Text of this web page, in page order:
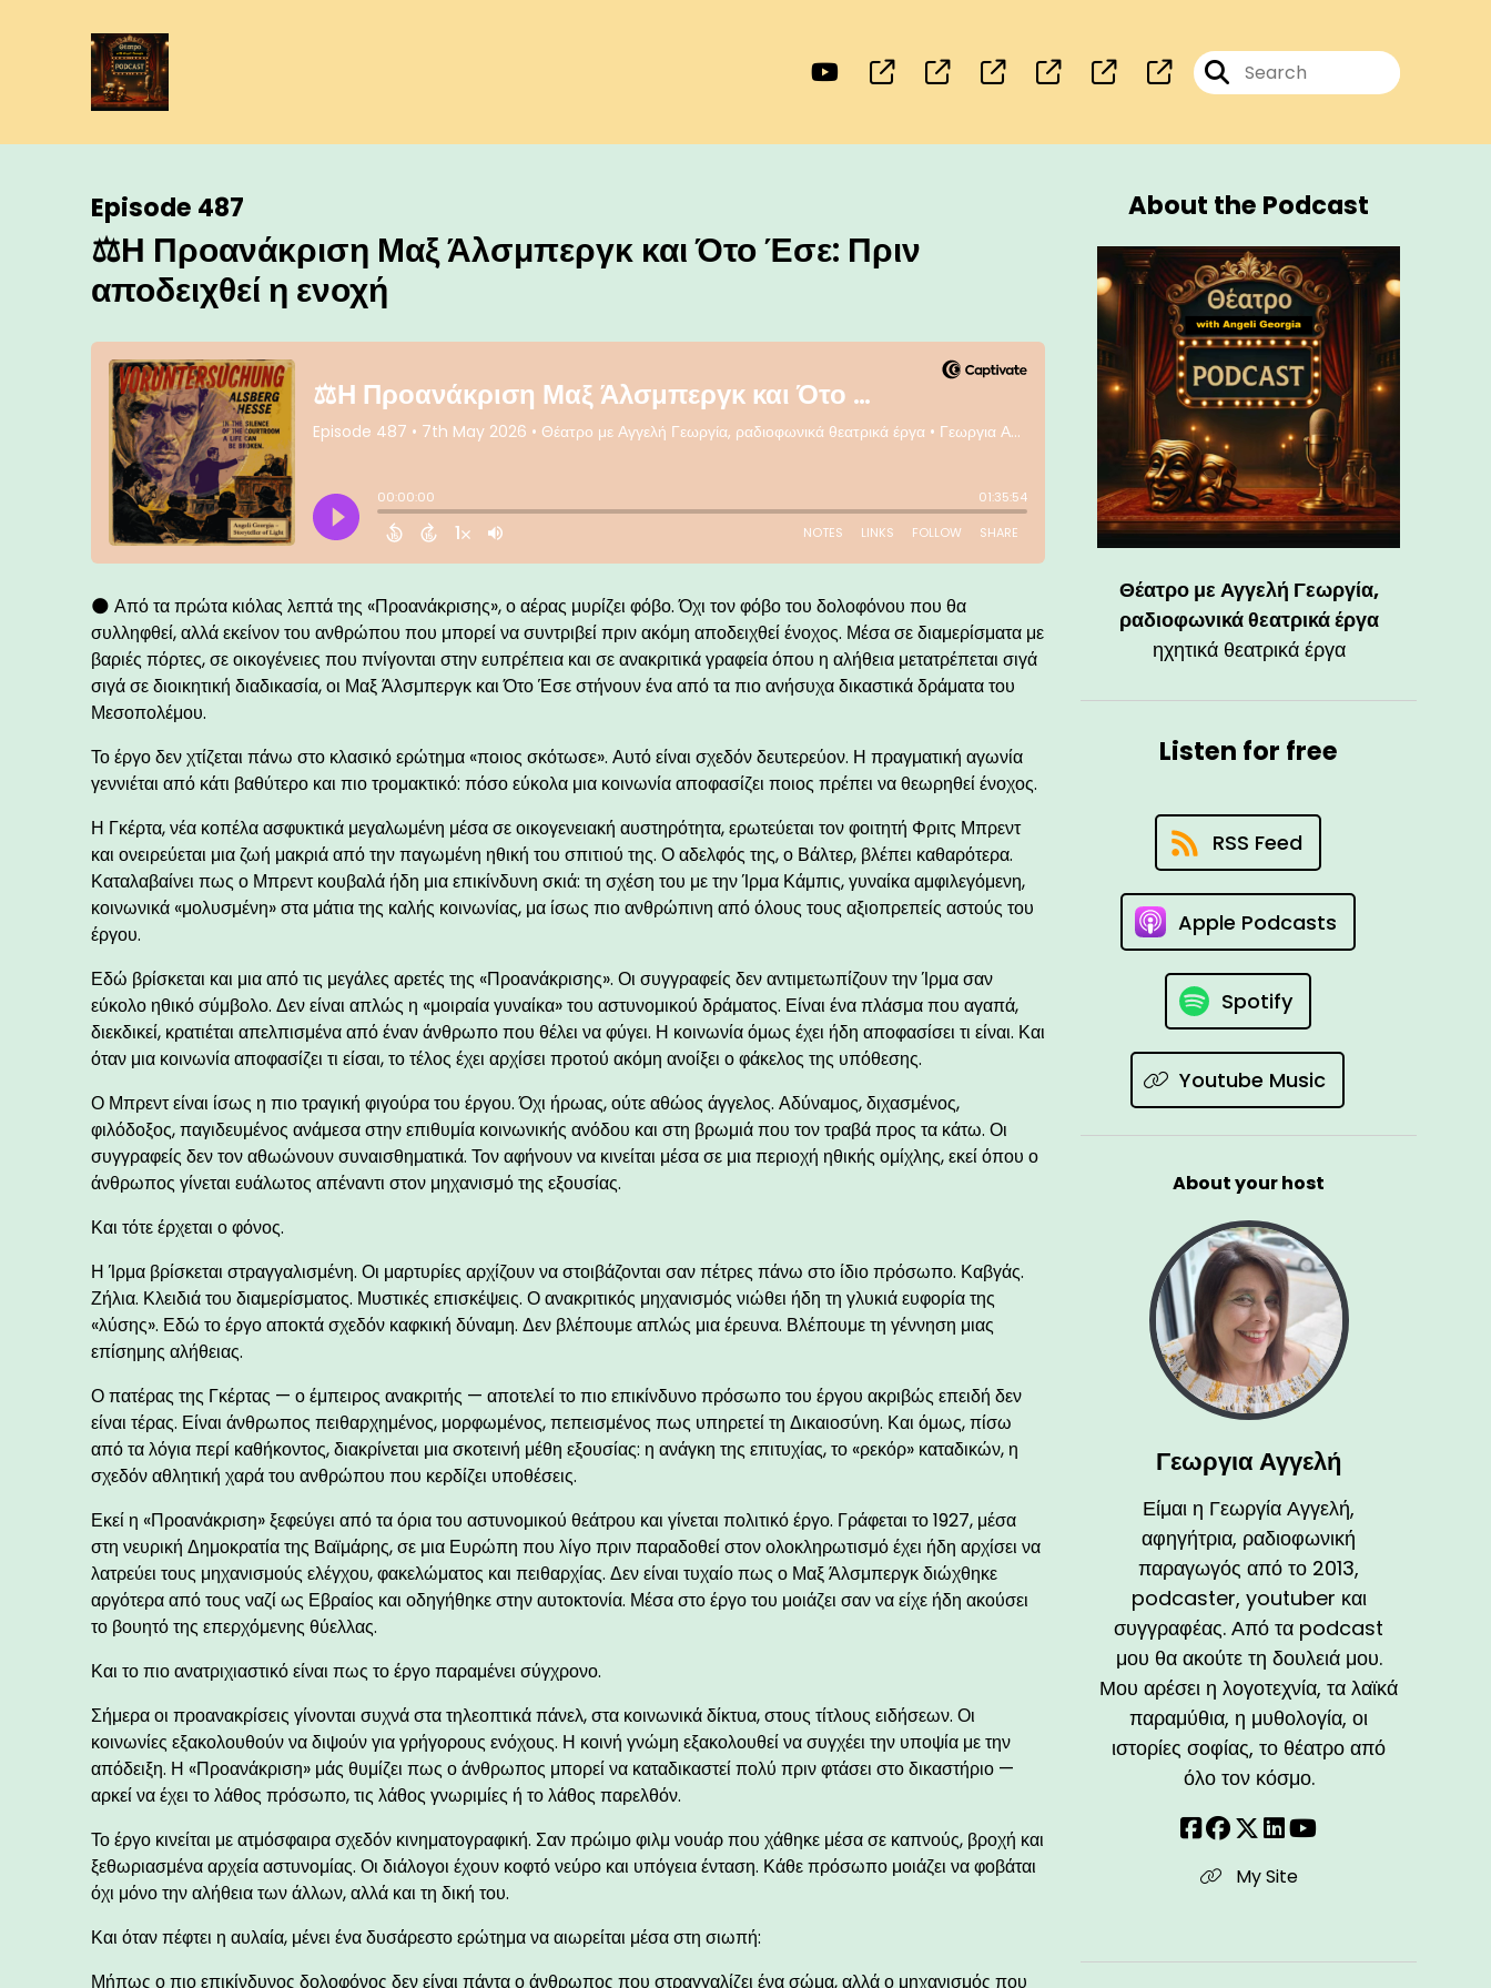
Episode 487
⚖️Η Προανάκριση Μαξ Άλσμπεργκ και Ότο Έσε: Πριν
αποδειχθεί η ενοχή
🌑 Από τα πρώτα κιόλας λεπτά της «Προανάκρισης», ο αέρας μυρίζει φόβο. Όχι τον φόβο του δολοφόνου που θα
συλληφθεί, αλλά εκείνον του ανθρώπου που μπορεί να συντριβεί πριν ακόμη αποδειχθεί ένοχος. Μέσα σε διαμερίσματα με
βαριές πόρτες, σε οικογένειες που πνίγονται στην ευπρέπεια και σε ανακριτικά γραφεία όπου η αλήθεια μετατρέπεται σιγά
σιγά σε διοικητική διαδικασία, οι Μαξ Άλσμπεργκ και Ότο Έσε στήνουν ένα από τα πιο ανήσυχα δικαστικά δράματα του
Μεσοπολέμου.
Το έργο δεν χτίζεται πάνω στο κλασικό ερώτημα «ποιος σκότωσε». Αυτό είναι σχεδόν δευτερεύον. Η πραγματική αγωνία
γεννιέται από κάτι βαθύτερο και πιο τρομακτικό: πόσο εύκολα μια κοινωνία αποφασίζει ποιος πρέπει να θεωρηθεί ένοχος.
Η Γκέρτα, νέα κοπέλα ασφυκτικά μεγαλωμένη μέσα σε οικογενειακή αυστηρότητα, ερωτεύεται τον φοιτητή Φριτς Μπρεντ
και ονειρεύεται μια ζωή μακριά από την παγωμένη ηθική του σπιτιού της. Ο αδελφός της, ο Βάλτερ, βλέπει καθαρότερα.
Καταλαβαίνει πως ο Μπρεντ κουβαλά ήδη μια επικίνδυνη σκιά: τη σχέση του με την Ίρμα Κάμπις, γυναίκα αμφιλεγόμενη,
κοινωνικά «μολυσμένη» στα μάτια της καλής κοινωνίας, μα ίσως πιο ανθρώπινη από όλους τους αξιοπρεπείς αστούς του
έργου.
Εδώ βρίσκεται και μια από τις μεγάλες αρετές της «Προανάκρισης». Οι συγγραφείς δεν αντιμετωπίζουν την Ίρμα σαν
εύκολο ηθικό σύμβολο. Δεν είναι απλώς η «μοιραία γυναίκα» του αστυνομικού δράματος. Είναι ένα πλάσμα που αγαπά,
διεκδικεί, κρατιέται απελπισμένα από έναν άνθρωπο που θέλει να φύγει. Η κοινωνία όμως έχει ήδη αποφασίσει τι είναι. Και
όταν μια κοινωνία αποφασίζει τι είσαι, το τέλος έχει αρχίσει προτού ακόμη ανοίξει ο φάκελος της υπόθεσης.
Ο Μπρεντ είναι ίσως η πιο τραγική φιγούρα του έργου. Όχι ήρωας, ούτε αθώος άγγελος. Αδύναμος, διχασμένος,
φιλόδοξος, παγιδευμένος ανάμεσα στην επιθυμία κοινωνικής ανόδου και στη βρωμιά που τον τραβά προς τα κάτω. Οι
συγγραφείς δεν τον αθωώνουν συναισθηματικά. Τον αφήνουν να κινείται μέσα σε μια περιοχή ηθικής ομίχλης, εκεί όπου ο
άνθρωπος γίνεται ευάλωτος απέναντι στον μηχανισμό της εξουσίας.
Και τότε έρχεται ο φόνος.
Η Ίρμα βρίσκεται στραγγαλισμένη. Οι μαρτυρίες αρχίζουν να στοιβάζονται σαν πέτρες πάνω στο ίδιο πρόσωπο. Καβγάς.
Ζήλια. Κλειδιά του διαμερίσματος. Μυστικές επισκέψεις. Ο ανακριτικός μηχανισμός νιώθει ήδη τη γλυκιά ευφορία της
«λύσης». Εδώ το έργο αποκτά σχεδόν καφκική δύναμη. Δεν βλέπουμε απλώς μια έρευνα. Βλέπουμε τη γέννηση μιας
επίσημης αλήθειας.
Ο πατέρας της Γκέρτας — ο έμπειρος ανακριτής — αποτελεί το πιο επικίνδυνο πρόσωπο του έργου ακριβώς επειδή δεν
είναι τέρας. Είναι άνθρωπος πειθαρχημένος, μορφωμένος, πεπεισμένος πως υπηρετεί τη Δικαιοσύνη. Και όμως, πίσω
από τα λόγια περί καθήκοντος, διακρίνεται μια σκοτεινή μέθη εξουσίας: η ανάγκη της επιτυχίας, το «ρεκόρ» καταδικών, η
σχεδόν αθλητική χαρά του ανθρώπου που κερδίζει υποθέσεις.
Εκεί η «Προανάκριση» ξεφεύγει από τα όρια του αστυνομικού θεάτρου και γίνεται πολιτικό έργο. Γράφεται το 1927, μέσα
στη νευρική Δημοκρατία της Βαϊμάρης, σε μια Ευρώπη που λίγο πριν παραδοθεί στον ολοκληρωτισμό έχει ήδη αρχίσει να
λατρεύει τους μηχανισμούς ελέγχου, φακελώματος και πειθαρχίας. Δεν είναι τυχαίο πως ο Μαξ Άλσμπεργκ διώχθηκε
αργότερα από τους ναζί ως Εβραίος και οδηγήθηκε στην αυτοκτονία. Μέσα στο έργο του μοιάζει σαν να είχε ήδη ακούσει
το βουητό της επερχόμενης θύελλας.
Και το πιο ανατριχιαστικό είναι πως το έργο παραμένει σύγχρονο.
Σήμερα οι προανακρίσεις γίνονται συχνά στα τηλεοπτικά πάνελ, στα κοινωνικά δίκτυα, στους τίτλους ειδήσεων. Οι
κοινωνίες εξακολουθούν να διψούν για γρήγορους ενόχους. Η κοινή γνώμη εξακολουθεί να συγχέει την υποψία με την
απόδειξη. Η «Προανάκριση» μάς θυμίζει πως ο άνθρωπος μπορεί να καταδικαστεί πολύ πριν φτάσει στο δικαστήριο —
αρκεί να έχει το λάθος πρόσωπο, τις λάθος γνωριμίες ή το λάθος παρελθόν.
Το έργο κινείται με ατμόσφαιρα σχεδόν κινηματογραφική. Σαν πρώιμο φιλμ νουάρ που χάθηκε μέσα σε καπνούς, βροχή και
ξεθωριασμένα αρχεία αστυνομίας. Οι διάλογοι έχουν κοφτό νεύρο και υπόγεια ένταση. Κάθε πρόσωπο μοιάζει να φοβάται
όχι μόνο την αλήθεια των άλλων, αλλά και τη δική του.
Και όταν πέφτει η αυλαία, μένει ένα δυσάρεστο ερώτημα να αιωρείται μέσα στη σιωπή:
Μήπως ο πιο επικίνδυνος δολοφόνος δεν είναι πάντα ο άνθρωπος που στραγγαλίζει ένα σώμα, αλλά ο μηχανισμός που
About the Podcast
Θέατρο με Αγγελή Γεωργία,
ραδιοφωνικά θεατρικά έργα
ηχητικά θεατρικά έργα
Listen for free
RSS Feed
Apple Podcasts
Spotify
Youtube Music
About your host
Γεωργια Αγγελή
Είμαι η Γεωργία Αγγελή,
αφηγήτρια, ραδιοφωνική
παραγωγός από το 2013,
podcaster, youtuber και
συγγραφέας. Από τα podcast
μου θα ακούτε τη δουλειά μου.
Μου αρέσει η λογοτεχνία, τα λαϊκά
παραμύθια, η μυθολογία, οι
ιστορίες σοφίας, το θέατρο από
όλο τον κόσμο.
My Site